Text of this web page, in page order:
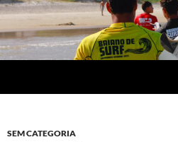
Pular
o
conteúdo
SEM CATEGORIA